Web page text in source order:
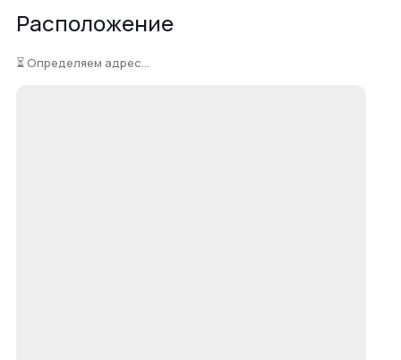
Расположение
⏳ Определяем адрес...